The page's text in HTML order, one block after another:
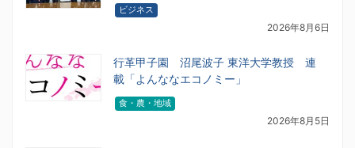
ビジネス
2026年8月6日
行革甲子園 沼尾波子 東洋大学教授 連
載「よんななエコノミー」
食・農・地域
2026年8月5日